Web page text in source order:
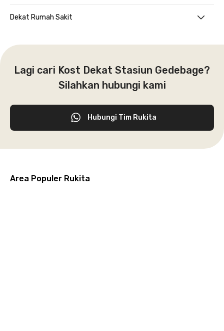
Dekat Rumah Sakit
Lagi cari Kost Dekat Stasiun Gedebage?
Silahkan hubungi kami
Hubungi Tim Rukita
Area Populer Rukita